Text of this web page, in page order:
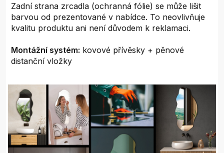
Zadní strana zrcadla (ochranná fólie) se může lišit
barvou od prezentované v nabídce. To neovlivňuje
kvalitu produktu ani není důvodem k reklamaci.
Montážní systém: kovové přívěsky + pěnové
distanční vložky